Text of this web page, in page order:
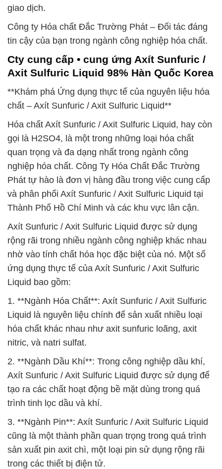
giao dịch.
Công ty Hóa chất Đắc Trường Phát – Đối tác đáng
tin cậy của bạn trong ngành công nghiệp hóa chất.
Cty cung cấp • cung ứng Axít Sunfuric /
Axit Sulfuric Liquid 98% Hàn Quốc Korea
**Khám phá Ứng dụng thực tế của nguyên liệu hóa
chất – Axít Sunfuric / Axit Sulfuric Liquid**
Hóa chất Axít Sunfuric / Axit Sulfuric Liquid, hay còn
gọi là H2SO4, là một trong những loại hóa chất
quan trọng và đa dạng nhất trong ngành công
nghiệp hóa chất. Công Ty Hóa Chất Đắc Trường
Phát tự hào là đơn vị hàng đầu trong việc cung cấp
và phân phối Axít Sunfuric / Axit Sulfuric Liquid tại
Thành Phố Hồ Chí Minh và các khu vực lân cận.
Axít Sunfuric / Axit Sulfuric Liquid được sử dụng
rộng rãi trong nhiều ngành công nghiệp khác nhau
nhờ vào tính chất hóa học đặc biệt của nó. Một số
ứng dụng thực tế của Axít Sunfuric / Axit Sulfuric
Liquid bao gồm:
1. **Ngành Hóa Chất**: Axít Sunfuric / Axit Sulfuric
Liquid là nguyên liệu chính để sản xuất nhiều loại
hóa chất khác nhau như axit sunfuric loãng, axit
nitric, và natri sulfat.
2. **Ngành Dầu Khí**: Trong công nghiệp dầu khí,
Axít Sunfuric / Axit Sulfuric Liquid được sử dụng để
tạo ra các chất hoạt động bề mặt dùng trong quá
trình tinh lọc dầu và khí.
3. **Ngành Pin**: Axít Sunfuric / Axit Sulfuric Liquid
cũng là một thành phần quan trọng trong quá trình
sản xuất pin axit chì, một loại pin sử dụng rộng rãi
trong các thiết bị điện tử.